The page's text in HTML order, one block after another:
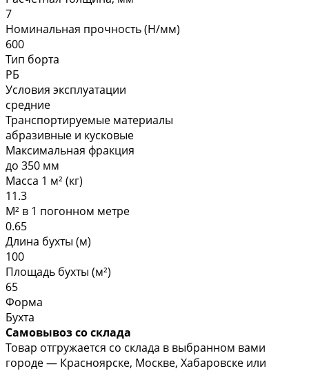
7
Номинальная прочность (Н/мм)
600
Тип борта
РБ
Условия эксплуатации
средние
Транспортируемые материалы
абразивные и кусковые
Максимальная фракция
до 350 мм
Масса 1 м² (кг)
11.3
М² в 1 погонном метре
0.65
Длина бухты (м)
100
Площадь бухты (м²)
65
Форма
Бухта
Самовывоз со склада
Товар отгружается со склада в выбранном вами
городе — Красноярске, Москве, Хабаровске или